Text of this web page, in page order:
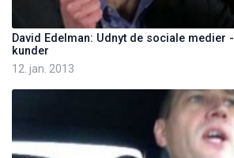
David Edelman: Udnyt de sociale medier
kunder
12. jan. 2013